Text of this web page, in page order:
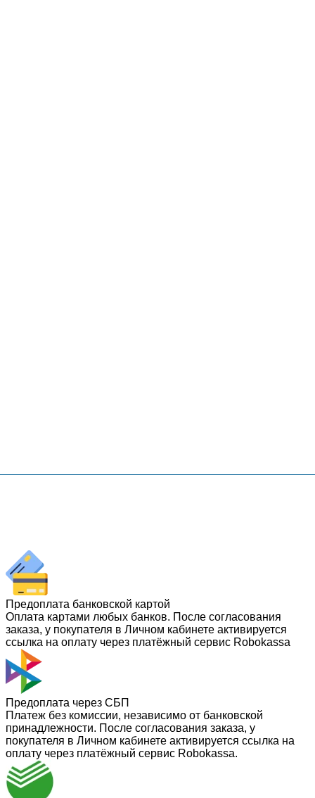
Предоплата банковской картой
Оплата картами любых банков. После согласования
заказа, у покупателя в Личном кабинете активируется
ссылка на оплату через платёжный сервис Robokassa
Предоплата через СБП
Платеж без комиссии, независимо от банковской
принадлежности. После согласования заказа, у
покупателя в Личном кабинете активируется ссылка на
оплату через платёжный сервис Robokassa.